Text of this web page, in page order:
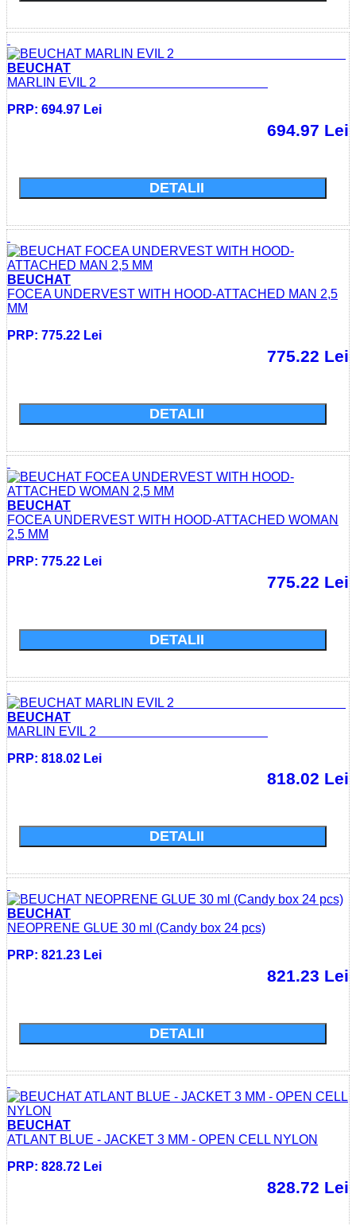
BEUCHAT
MARLIN EVIL 2
PRP: 694.97 Lei
694.97 Lei
DETALII
BEUCHAT
FOCEA UNDERVEST WITH HOOD-ATTACHED MAN 2,5
MM
PRP: 775.22 Lei
775.22 Lei
DETALII
BEUCHAT
FOCEA UNDERVEST WITH HOOD-ATTACHED WOMAN
2,5 MM
PRP: 775.22 Lei
775.22 Lei
DETALII
BEUCHAT
MARLIN EVIL 2
PRP: 818.02 Lei
818.02 Lei
DETALII
BEUCHAT
NEOPRENE GLUE 30 ml (Candy box 24 pcs)
PRP: 821.23 Lei
821.23 Lei
DETALII
BEUCHAT
ATLANT BLUE - JACKET 3 MM - OPEN CELL NYLON
PRP: 828.72 Lei
828.72 Lei